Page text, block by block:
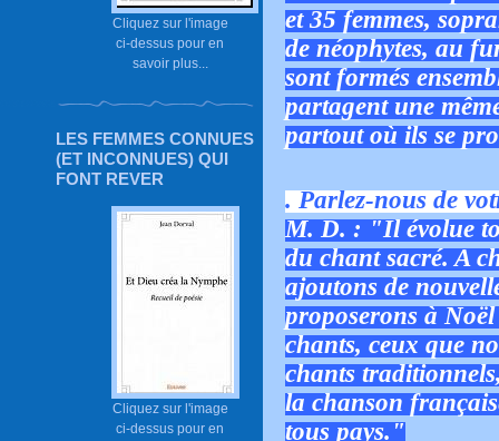
Cliquez sur l'image
ci-dessus pour en
savoir plus...
LES FEMMES CONNUES
(ET INCONNUES) QUI
FONT REVER
Cliquez sur l'image
ci-dessus pour en
et 35 femmes,
de néophytes, au
sont formés
partagent une
partout où ils se
. Parlez-nous de
M. D. : "Il évolue
du chant sacré. A
ajoutons de
proposerons à
chants, ceux que
chants
la chanson
tous pays."